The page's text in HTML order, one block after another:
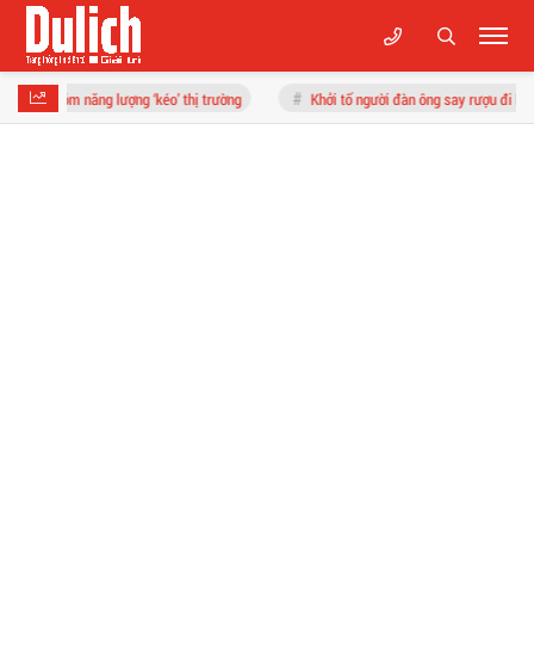
‘kéo’ thị trường Khởi tố người đàn ông say rượu đi bộ ngược chiều gây tai